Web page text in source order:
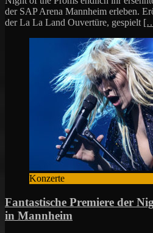
der SAP Arena Mannheim erleben.
der La La Land Ouvertüre, gespielt
Konzerte
Fantastische Premiere der
in Mannheim